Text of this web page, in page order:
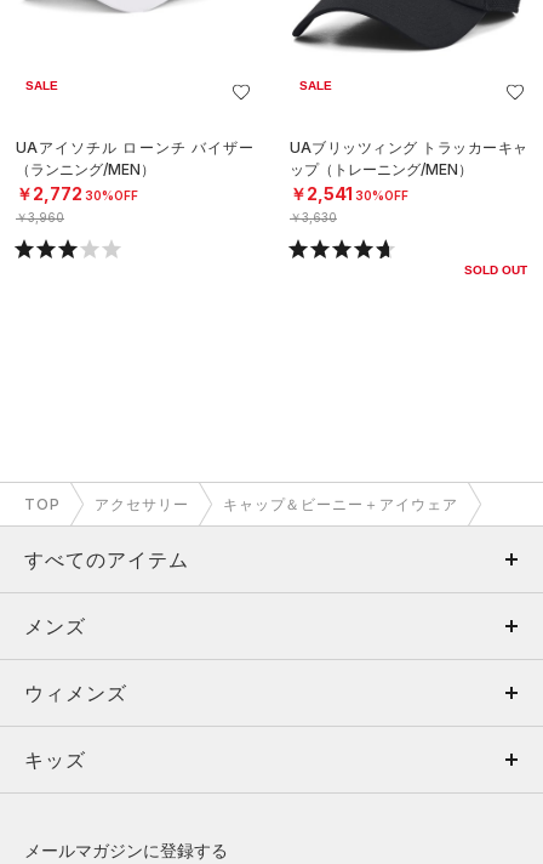
SALE
UAアイソチル ローンチ バイザー
（ランニング/MEN）
￥2,772 30%OFF
￥3,960
SALE
UAブリッツィング トラッカーキャ
ップ（トレーニング/MEN）
￥2,541 30%OFF
￥3,630
SOLD OUT
TOP アクセサリー キャップ＆ビーニー＋アイウェア
すべてのアイテム
メンズ
ウィメンズ
キッズ
メンズ
トップス
ボトムス
ウィメンズ
トップス
キッズ
メールマガジンに登録する